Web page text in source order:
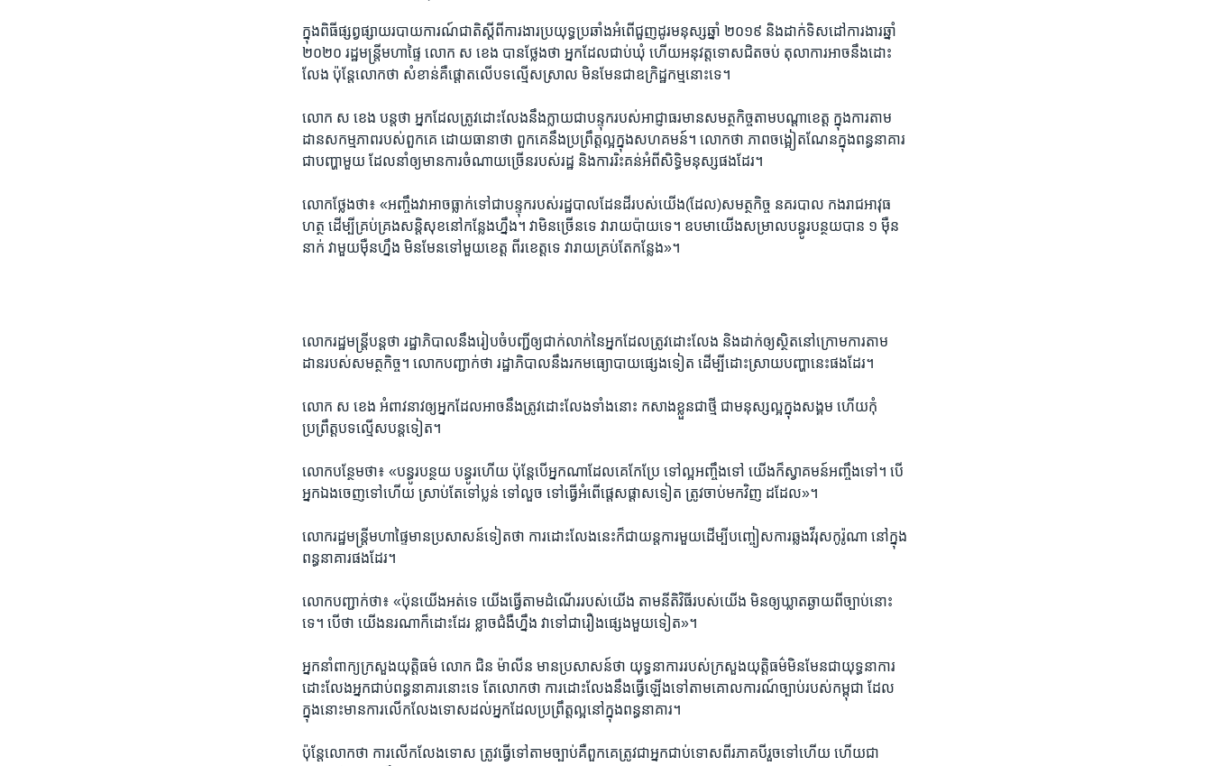
ក្នុង​ពិធី​ផ្សព្វផ្សាយ​របាយការណ៍​ជាតិ​ស្ដី​ពី​ការងារ​ប្រយុទ្ធ​ប្រឆាំង​អំពើ​ជួញ​ដូរ​មនុស្ស​ឆ្នាំ ​២០១៩ និងដាក់​ទិស​ដៅ​ការងារ​ឆ្នាំ​
២០២០ រដ្ឋមន្រ្តី​មហាផ្ទៃ លោក ស ខេង បាន​ថ្លែង​ថា ​អ្នក​ដែលជាប់​ឃុំ ហើយ​អនុវត្ត​ទោស​ជិត​ចប់ តុលាការ​អាច​នឹង​ដោះ​
លែង ប៉ុន្តែ​លោក​ថា ​សំខាន់គឺ​ផ្តោត​លើ​បទ​ល្មើស​ស្រាល មិន​មែន​ជា​ឧក្រិដ្ឋ​កម្ម​នោះ​ទេ។
លោក​ ស ខេង បន្ត​ថា ​អ្នក​ដែល​ត្រូវ​ដោះ​លែង​នឹងក្លាយ​ជា​បន្ទុក​របស់​អាជ្ញាធរ​មាន​សមត្ថកិច្ច​តាម​បណ្តា​ខេត្ត​ ក្នុង​ការ​តាម​
ដាន​សកម្មភាព​របស់​ពួកគេ ដោយ​ធានា​ថា ​ពួកគេ​នឹង​ប្រព្រឹត្ត​ល្អ​ក្នុង​សហគមន៍។ លោក​ថា ​ភាព​ចង្អៀត​ណែន​ក្នុង​ពន្ធនាគារ
ជា​បញ្ហា​មួយ ដែលនាំ​ឲ្យ​មាន​ការ​ចំណាយ​ច្រើន​របស់​រដ្ឋ និង​ការ​រិះគន់​អំពី​សិទ្ធិមនុស្ស​ផង​ដែរ។
លោក​ថ្លែង​ថា៖ «​អញ្ចឹង​វា​អាច​ធ្លាក់​ទៅជា​បន្ទុក​របស់​រដ្ឋបាល​ដែន​ដី​របស់​យើង​(ដែល)សមត្ថកិច្ច​ នគរបាល កង​រាជ​អាវុធ​
ហត្ថ ដើម្បី​គ្រប់គ្រង​សន្តិសុខ​នៅ​កន្លែង​ហ្នឹង។ វា​មិន​ច្រើន​ទេ វា​រាយប៉ាយ​ទេ។ ឧបមា​យើង​សម្រាល​បន្ធូរ​បន្ថយ​បាន ១ ​ម៉ឺន​
នាក់ វា​មួយ​ម៉ឺន​ហ្នឹង មិន​មែន​ទៅ​មួយ​ខេត្ត ពីរ​ខេត្ត​ទេ វា​រាយ​គ្រប់​តែកន្លែង»។
លោក​រដ្ឋមន្រ្តី​បន្ត​ថា ​រដ្ឋាភិបាលនឹង​រៀប​ចំ​បញ្ជី​ឲ្យ​ជាក់​លាក់​នៃ​អ្នក​ដែល​ត្រូវ​ដោះ​លែង និង​ដាក់​ឲ្យ​ស្ថិត​នៅ​ក្រោម​ការ​តាម​
ដាន​របស់​សមត្ថកិច្ច។ លោក​បញ្ជាក់​ថា ​រដ្ឋាភិបាល​នឹង​រក​មធ្យោបាយ​ផ្សេង​ទៀត ដើម្បី​ដោះ​ស្រាយ​បញ្ហា​នេះ​ផង​ដែរ។
លោក ស ខេង អំពាវនាវ​ឲ្យ​អ្នក​ដែល​អាច​នឹង​ត្រូវ​ដោះ​លែង​ទាំង​នោះ កសាង​ខ្លួន​ជា​ថ្មី​ ជា​មនុស្ស​ល្អ​ក្នុង​សង្គម ហើយ​កុំ​
ប្រព្រឹត្ត​បទ​ល្មើស​បន្ត​ទៀត។
លោក​បន្ថែម​ថា៖ «បន្ធូរ​បន្ថយ បន្ធូរ​ហើយ ប៉ុន្តែ​បើ​អ្នក​ណា​ដែល​គេ​កែ​ប្រែ ទៅ​ល្អ​អញ្ចឹង​ទៅ យើង​ក៏​ស្វាគមន៍​អញ្ចឹង​ទៅ។ បើ​
អ្នក​ឯង​ចេញ​ទៅ​ហើយ ស្រាប់​តែ​ទៅប្លន់ ទៅ​លួច​ ទៅ​ធ្វើ​អំពើ​ផ្តេសផ្តាស​ទៀត ត្រូវ​ចាប់​មក​វិញ ដដែល»។
លោក​រដ្ឋមន្រ្តី​មហាផ្ទៃ​មាន​ប្រសាសន៍​ទៀត​ថា​ ការ​ដោះ​លែង​នេះ​ក៏​ជា​យន្ត​ការ​មួយ​ដើម្បី​បញ្ចៀស​ការ​ឆ្លង​វីរុស​កូរ៉ូណា​ នៅ​ក្នុង​
ពន្ធនាគារ​ផង​ដែរ។
លោក​បញ្ជាក់​ថា៖ «ប៉ុន​យើង​អត់​ទេ យើង​ធ្វើ​តាម​ដំណើរ​របស់​យើង តាម​នីតិវិធី​របស់​យើង មិន​ឲ្យ​ឃ្លាត​ឆ្ងាយ​ពី​ច្បាប់​នោះ​
ទេ។ បើ​ថា​ យើង​នរណា​ក៏​ដោះ​ដែរ ខ្លាច​ជំងឺ​ហ្នឹង វា​ទៅ​ជា​រឿង​ផ្សេង​មួយ​ទៀត»។
អ្នកនាំពាក្យ​ក្រសួង​យុត្តិធម៌ លោក ជិន ម៉ាលីន មាន​ប្រសាសន៍​ថា ​យុទ្ធនាការ​របស់​ក្រសួង​យុត្តិធម៌​មិន​មែន​ជា​យុទ្ធនាការ​
ដោះ​លែង​អ្នក​ជាប់​ពន្ធនាគារ​នោះ​ទេ តែ​លោក​ថា​ ការ​ដោះ​លែង​នឹង​ធ្វើ​ឡើង​ទៅ​តាម​គោល​ការណ៍​ច្បាប់​របស់​កម្ពុជា ដែល​
ក្នុង​នោះ​មានការ​លើក​លែង​ទោស​ដល់​អ្នក​ដែល​ប្រព្រឹត្ត​ល្អ​នៅ​ក្នុង​ពន្ធនាគារ។
ប៉ុន្តែ​លោក​ថា​ ការ​លើក​លែង​ទោស ត្រូវ​ធ្វើ​ទៅ​តាម​ច្បាប់គឺ​ពួកគេ​ត្រូវ​ជា​អ្នក​ជាប់​ទោសពីរ​ភាគបី​រួច​ទៅ​ហើយ ហើយ​ជា​